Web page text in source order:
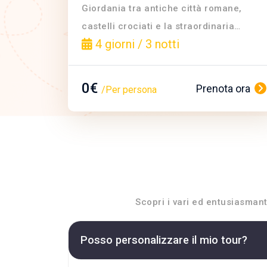
Giordania tra antiche città romane,
castelli crociati e la straordinaria
bellezza di Petra, gioiello scolpito nella
4 giorni / 3 notti
0€ /Per persona Prenota ora
Scopri i vari ed
Posso personalizzare il mio tour?